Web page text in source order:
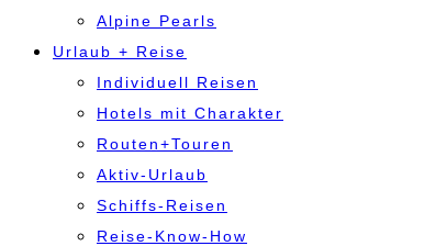
Alpine Pearls
Urlaub + Reise
Individuell Reisen
Hotels mit Charakter
Routen+Touren
Aktiv-Urlaub
Schiffs-Reisen
Reise-Know-How